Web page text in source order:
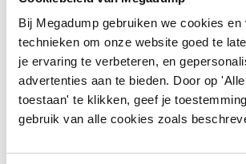
Bij Megadump gebruiken we cookies en
technieken om onze website goed te
je ervaring te verbeteren, en
advertenties aan te bieden. Door op
toestaan' te klikken, geef je
gebruik van alle cookies zoals